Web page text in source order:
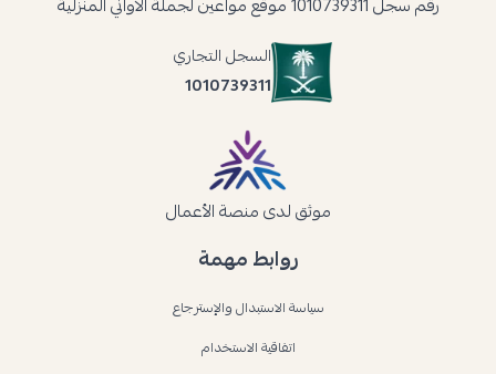
روابط مهمة
سياسة الاستبدال والإسترجاع
اتفاقية الاستخدام
السجل التجاري
1010739311
موثق لدى منصة الأعمال